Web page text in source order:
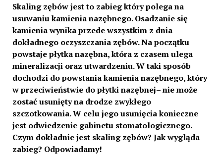
Skaling zębów jest to zabieg który polega na
usuwaniu kamienia nazębnego. Osadzanie się
kamienia wynika przede wszystkim z dnia
dokładnego oczyszczania zębów. Na początku
powstaje płytka nazębna, która z czasem ulega
mineralizacji oraz utwardzeniu. W taki sposób
dochodzi do powstania kamienia nazębnego, który
w przeciwieństwie do płytki nazębnej– nie może
zostać usunięty na drodze zwykłego
szczotkowania. W celu jego usunięcia konieczne
jest odwiedzenie gabinetu stomatologicznego.
Czym dokładnie jest skaling zębów? Jak wygląda
zabieg? Odpowiadamy!